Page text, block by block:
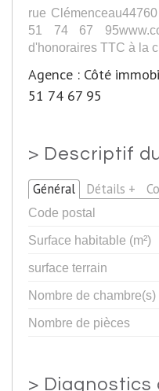
rue
51 74 67
d'honoraires TTC à la
Agence : Côté
51 74 67 95
> Descriptif
Général Détails +
Code postal
Surface habitable (m²)
surface terrain
Nombre de chambre(s)
Nombre de pièces
> Diagnostics